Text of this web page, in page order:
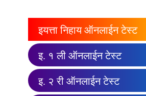
इयत्ता निहाय ऑनलाईन टेस्ट
इ. १ ली ऑनलाईन टेस्ट
इ. २ री ऑनलाईन टेस्ट